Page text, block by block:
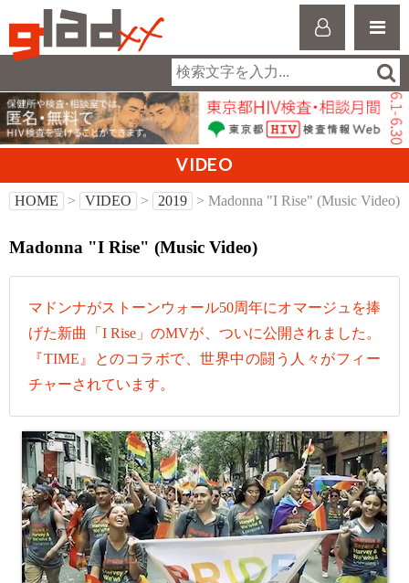
VIDEO
HOME > VIDEO > 2019 > Madonna "I Rise" (Music Video)
Madonna "I Rise" (Music Video)
マドンナがストーンウォール50周年にオマージュを捧
げた新曲「I Rise」のMVが、ついに公開されました。
『TIME』とのコラボで、世界中の闘う人々がフィー
チャーされています。